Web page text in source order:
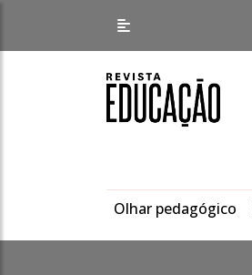
Olhar pedagógico